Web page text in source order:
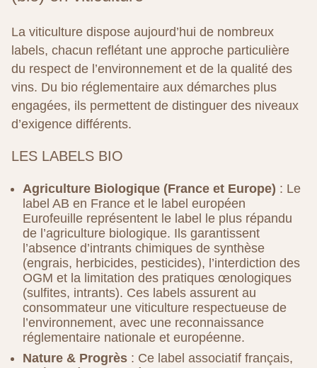
La viticulture dispose aujourd’hui de nombreux
labels, chacun reflétant une approche particulière
du respect de l’environnement et de la qualité des
vins. Du bio réglementaire aux démarches plus
engagées, ils permettent de distinguer des niveaux
d’exigence différents.
LES LABELS BIO
Agriculture Biologique (France et Europe) : Le
label AB en France et le label européen
Eurofeuille représentent le label le plus répandu
de l’agriculture biologique. Ils garantissent
l’absence d’intrants chimiques de synthèse
(engrais, herbicides, pesticides), l’interdiction des
OGM et la limitation des pratiques œnologiques
(sulfites, intrants). Ces labels assurent au
consommateur une viticulture respectueuse de
l’environnement, avec une reconnaissance
réglementaire nationale et européenne.
Nature & Progrès : Ce label associatif français,